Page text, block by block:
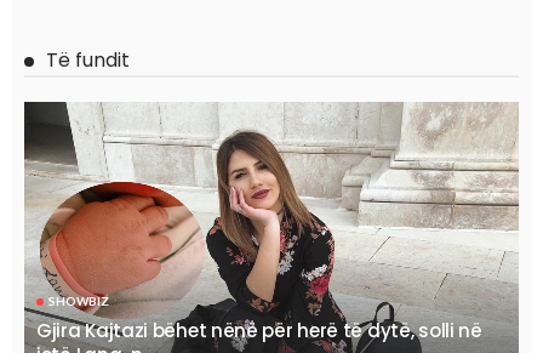
Të fundit
SHOWBIZ
Gjira Kajtazi bëhet nënë për herë të dytë, solli në